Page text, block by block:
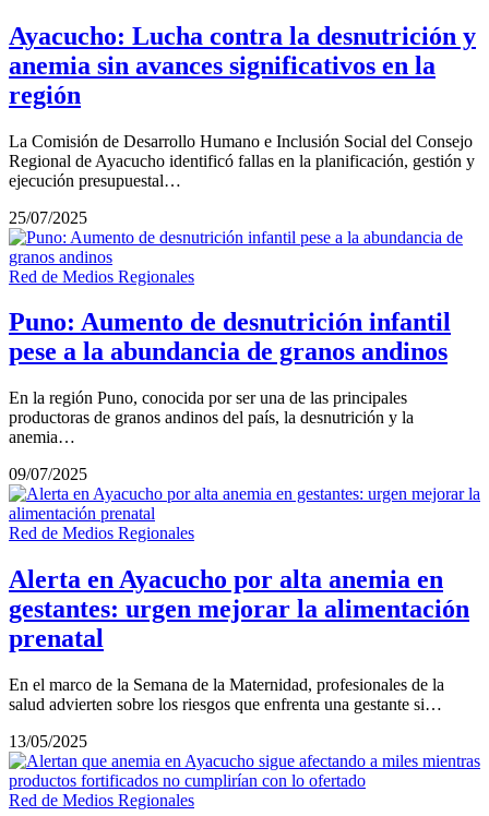
Ayacucho: Lucha contra la desnutrición y
anemia sin avances significativos en la
región
La Comisión de Desarrollo Humano e Inclusión Social del Consejo
Regional de Ayacucho identificó fallas en la planificación, gestión y
ejecución presupuestal…
25/07/2025
Red de Medios Regionales
Puno: Aumento de desnutrición infantil
pese a la abundancia de granos andinos
En la región Puno, conocida por ser una de las principales
productoras de granos andinos del país, la desnutrición y la
anemia…
09/07/2025
Red de Medios Regionales
Alerta en Ayacucho por alta anemia en
gestantes: urgen mejorar la alimentación
prenatal
En el marco de la Semana de la Maternidad, profesionales de la
salud advierten sobre los riesgos que enfrenta una gestante si…
13/05/2025
Red de Medios Regionales